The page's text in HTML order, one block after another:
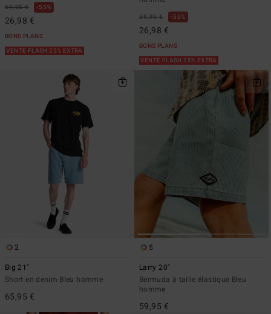
59,95 € 55%
26,98 €
BONS PLANS
VENTE FLASH 25% EXTRA
59,95 € 55%
26,98 €
BONS PLANS
VENTE FLASH 25% EXTRA
2
Big 21"
Short en denim Bleu homme
65,95 €
5
Larry 20"
Bermuda à taille élastique Bleu
homme
59,95 €